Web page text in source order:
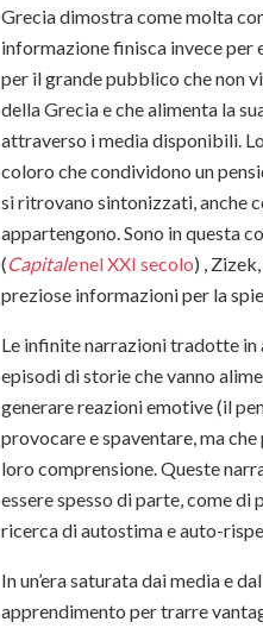
Grecia dimostra come molta
informazione finisca invece per
per il grande pubblico che non
della Grecia e che alimenta la
attraverso i media disponibili.
coloro che condividono un
si ritrovano sintonizzati, anche
appartengono. Sono in questa
(Capitalenel XXI secolo) ,
preziose informazioni per la
Le infinite narrazioni tradotte
episodi di storie che vanno
generare reazioni emotive (il
provocare e spaventare, ma
loro comprensione. Queste
essere spesso di parte, come di
ricerca di autostima e auto-
In un’era saturata dai media e
apprendimento per trarre